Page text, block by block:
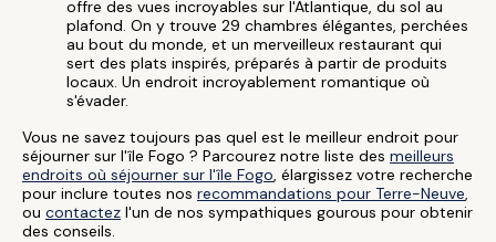
offre des vues incroyables sur l'Atlantique, du sol au
plafond. On y trouve 29 chambres élégantes, perchées
au bout du monde, et un merveilleux restaurant qui
sert des plats inspirés, préparés à partir de produits
locaux. Un endroit incroyablement romantique où
s'évader.
Vous ne savez toujours pas quel est le meilleur endroit pour
séjourner sur l'île Fogo ? Parcourez notre liste des meilleurs
endroits où séjourner sur l'île Fogo, élargissez votre recherche
pour inclure toutes nos recommandations pour Terre-Neuve,
ou contactez l'un de nos sympathiques gourous pour obtenir
des conseils.